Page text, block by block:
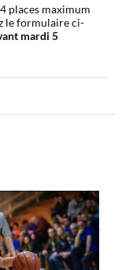
places maximum
le formulaire ci-
mardi 5